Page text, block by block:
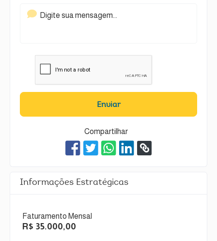
Enviar
Compartilhar
Informações Estratégicas
Faturamento Mensal
R$ 35.000,00